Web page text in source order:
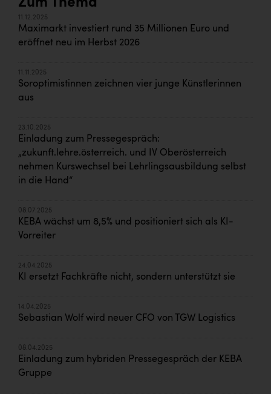
Zum Thema
11.12.2025
Maximarkt investiert rund 35 Millionen Euro und
eröffnet neu im Herbst 2026
11.11.2025
Soroptimistinnen zeichnen vier junge Künstlerinnen
aus
23.10.2025
Einladung zum Pressegespräch:
„zukunft.lehre.österreich. und IV Oberösterreich
nehmen Kurswechsel bei Lehrlingsausbildung selbst
in die Hand“
08.07.2025
KEBA wächst um 8,5% und positioniert sich als KI-
Vorreiter
24.04.2025
KI ersetzt Fachkräfte nicht, sondern unterstützt sie
14.04.2025
Sebastian Wolf wird neuer CFO von TGW Logistics
08.04.2025
Einladung zum hybriden Pressegespräch der KEBA
Gruppe